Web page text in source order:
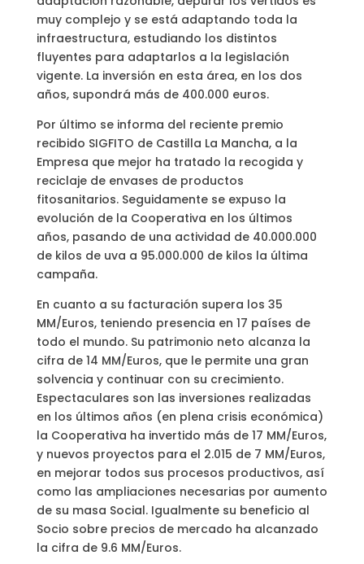
muy complejo y se está adaptando toda la
infraestructura, estudiando los distintos
fluyentes para adaptarlos a la legislación
vigente. La inversión en esta área, en los dos
años, supondrá más de 400.000 euros.
Por último se informa del reciente premio
recibido SIGFITO de Castilla La Mancha, a la
Empresa que mejor ha tratado la recogida y
reciclaje de envases de productos
fitosanitarios. Seguidamente se expuso la
evolución de la Cooperativa en los últimos
años, pasando de una actividad de 40.000.000
de kilos de uva a 95.000.000 de kilos la última
campaña.
En cuanto a su facturación supera los 35
MM/Euros, teniendo presencia en 17 países de
todo el mundo. Su patrimonio neto alcanza la
cifra de 14 MM/Euros, que le permite una gran
solvencia y continuar con su crecimiento.
Espectaculares son las inversiones realizadas
en los últimos años (en plena crisis económica)
la Cooperativa ha invertido más de 17 MM/Euros,
y nuevos proyectos para el 2.015 de 7 MM/Euros,
en mejorar todos sus procesos productivos, así
como las ampliaciones necesarias por aumento
de su masa Social. Igualmente su beneficio al
Socio sobre precios de mercado ha alcanzado
la cifra de 9.6 MM/Euros.